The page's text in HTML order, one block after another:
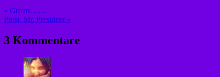
Beitragsnavigation
« Grrrrrr……
Prost, Mr. President »
3 Kommentare